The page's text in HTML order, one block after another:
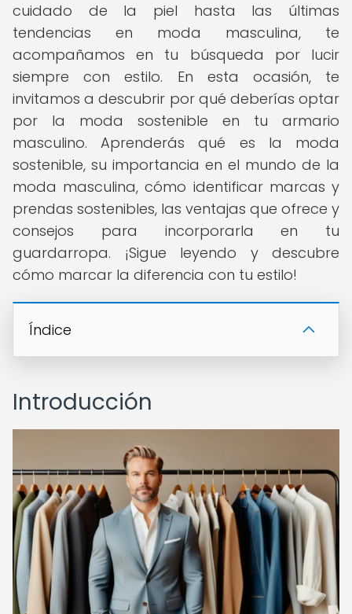
cuidado de la piel hasta las últimas
tendencias en moda masculina, te
acompañamos en tu búsqueda por lucir
siempre con estilo. En esta ocasión, te
invitamos a descubrir por qué deberías optar
por la moda sostenible en tu armario
masculino. Aprenderás qué es la moda
sostenible, su importancia en el mundo de la
moda masculina, cómo identificar marcas y
prendas sostenibles, las ventajas que ofrece y
consejos para incorporarla en tu
guardarropa. ¡Sigue leyendo y descubre
cómo marcar la diferencia con tu estilo!
Índice
Introducción